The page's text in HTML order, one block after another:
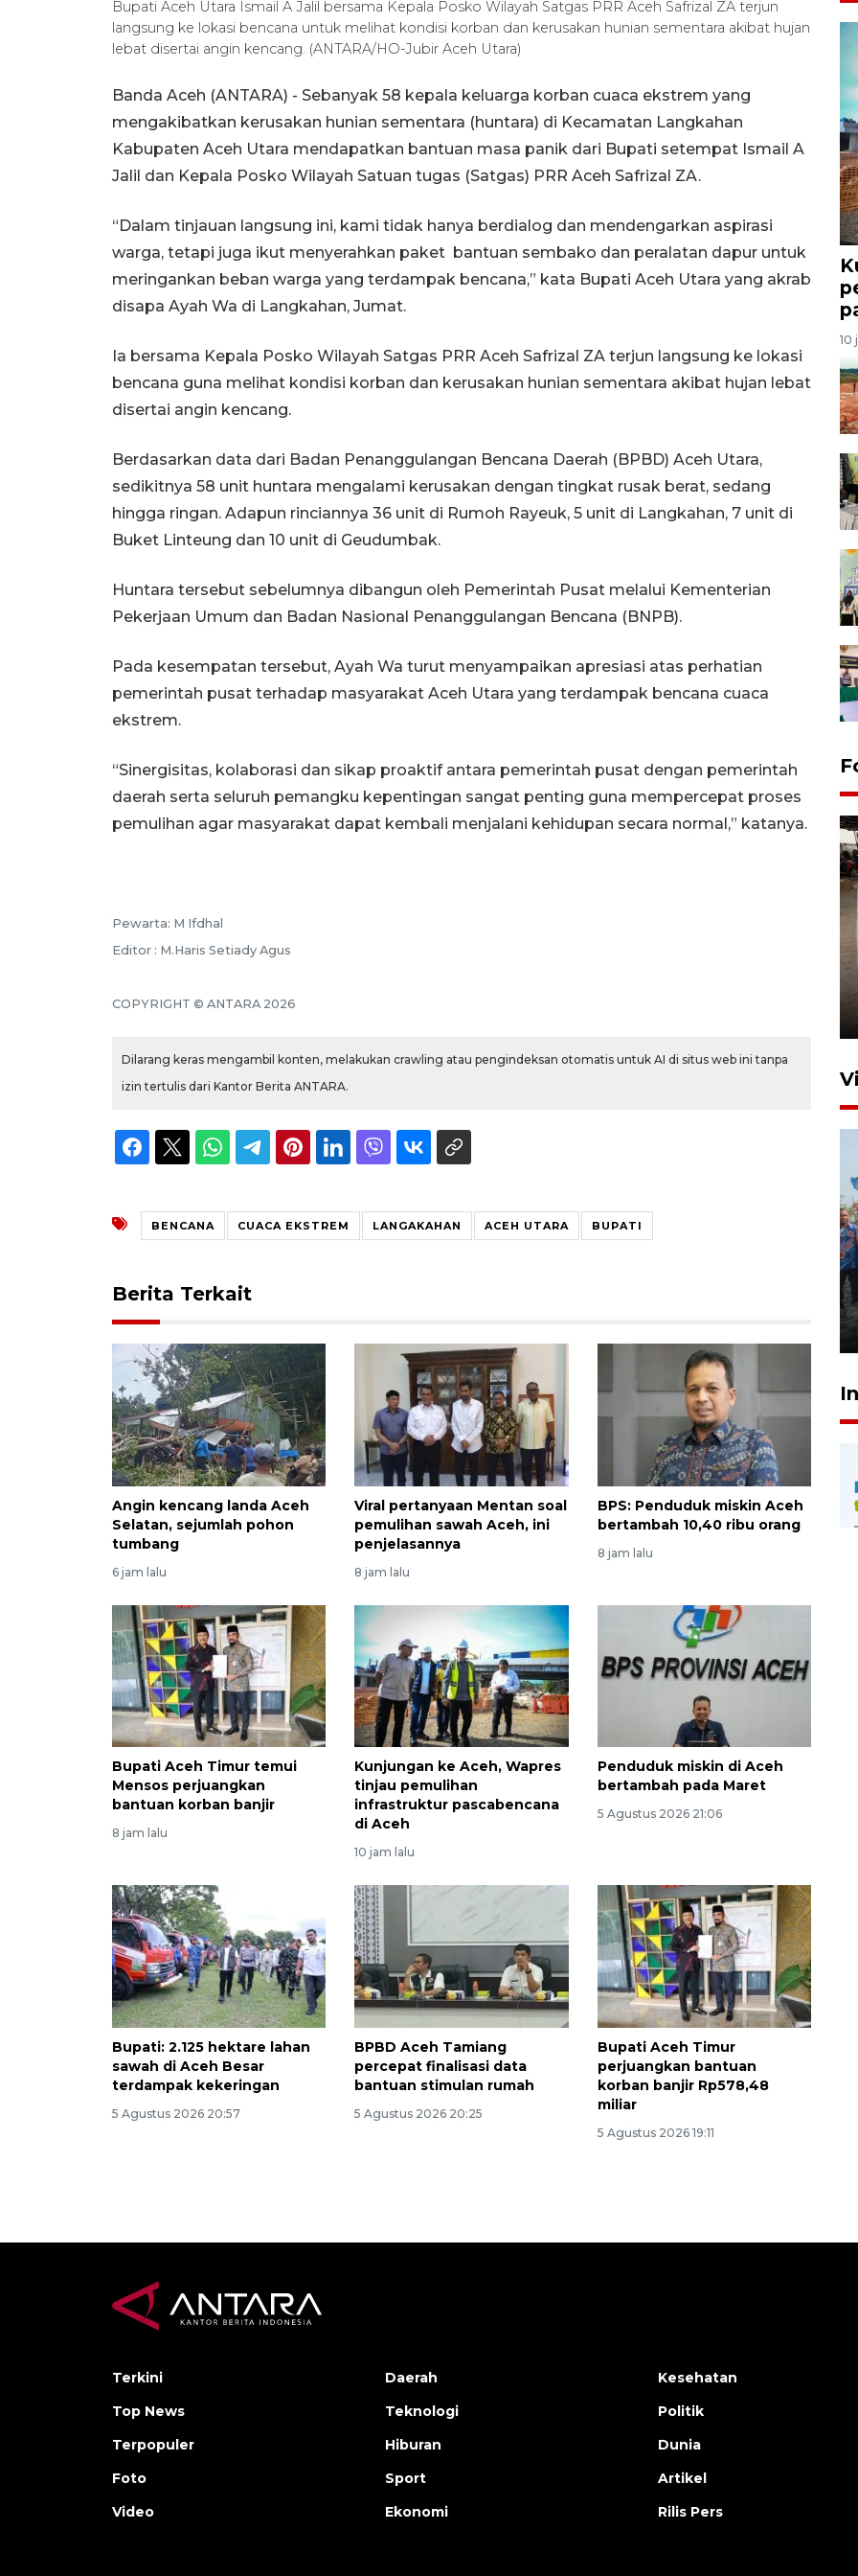
Bupati Aceh Utara Ismail A Jalil bersama Kepala Posko Wilayah Satgas PRR Aceh Safrizal ZA terjun
langsung ke lokasi bencana untuk melihat kondisi korban dan kerusakan hunian sementara akibat hujan
lebat disertai angin kencang. (ANTARA/HO-Jubir Aceh Utara)
Banda Aceh (ANTARA) - Sebanyak 58 kepala keluarga korban cuaca ekstrem yang
mengakibatkan kerusakan hunian sementara (huntara) di Kecamatan Langkahan
Kabupaten Aceh Utara mendapatkan bantuan masa panik dari Bupati setempat Ismail A
Jalil dan Kepala Posko Wilayah Satuan tugas (Satgas) PRR Aceh Safrizal ZA.
“Dalam tinjauan langsung ini, kami tidak hanya berdialog dan mendengarkan aspirasi
warga, tetapi juga ikut menyerahkan paket bantuan sembako dan peralatan dapur untuk
meringankan beban warga yang terdampak bencana,” kata Bupati Aceh Utara yang akrab
disapa Ayah Wa di Langkahan, Jumat.
Ia bersama Kepala Posko Wilayah Satgas PRR Aceh Safrizal ZA terjun langsung ke lokasi
bencana guna melihat kondisi korban dan kerusakan hunian sementara akibat hujan lebat
disertai angin kencang.
Berdasarkan data dari Badan Penanggulangan Bencana Daerah (BPBD) Aceh Utara,
sedikitnya 58 unit huntara mengalami kerusakan dengan tingkat rusak berat, sedang
hingga ringan. Adapun rinciannya 36 unit di Rumoh Rayeuk, 5 unit di Langkahan, 7 unit di
Buket Linteung dan 10 unit di Geudumbak.
Huntara tersebut sebelumnya dibangun oleh Pemerintah Pusat melalui Kementerian
Pekerjaan Umum dan Badan Nasional Penanggulangan Bencana (BNPB).
Pada kesempatan tersebut, Ayah Wa turut menyampaikan apresiasi atas perhatian
pemerintah pusat terhadap masyarakat Aceh Utara yang terdampak bencana cuaca
ekstrem.
“Sinergisitas, kolaborasi dan sikap proaktif antara pemerintah pusat dengan pemerintah
daerah serta seluruh pemangku kepentingan sangat penting guna mempercepat proses
pemulihan agar masyarakat dapat kembali menjalani kehidupan secara normal,” katanya.
Pewarta: M Ifdhal
Editor : M.Haris Setiady Agus
COPYRIGHT © ANTARA 2026
Dilarang keras mengambil konten, melakukan crawling atau pengindeksan otomatis untuk AI di situs web ini tanpa
izin tertulis dari Kantor Berita ANTARA.
BENCANA CUACA EKSTREM LANGAKAHAN ACEH UTARA BUPATI
Berita Terkait
Angin kencang landa Aceh
Selatan, sejumlah pohon
tumbang
6 jam lalu
Viral pertanyaan Mentan soal
pemulihan sawah Aceh, ini
penjelasannya
8 jam lalu
BPS: Penduduk miskin Aceh
bertambah 10,40 ribu orang
8 jam lalu
Bupati Aceh Timur temui
Mensos perjuangkan
bantuan korban banjir
8 jam lalu
Kunjungan ke Aceh, Wapres
tinjau pemulihan
infrastruktur pascabencana
di Aceh
10 jam lalu
Penduduk miskin di Aceh
bertambah pada Maret
5 Agustus 2026 21:06
Bupati: 2.125 hektare lahan
sawah di Aceh Besar
terdampak kekeringan
5 Agustus 2026 20:57
BPBD Aceh Tamiang
percepat finalisasi data
bantuan stimulan rumah
5 Agustus 2026 20:25
Bupati Aceh Timur
perjuangkan bantuan
korban banjir Rp578,48
miliar
5 Agustus 2026 19:11
10
Memberantas kejahatan
jalanan Jakarta
2026-08-05 18:00:00
Terkini
Top News
Terpopuler
Foto
Video
Daerah
Teknologi
Hiburan
Sport
Ekonomi
Kesehatan
Politik
Dunia
Artikel
Rilis Pers